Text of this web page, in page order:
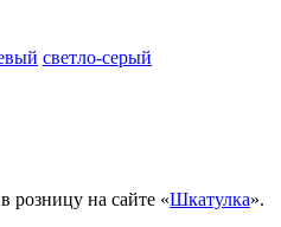
светло-серый
розницу на сайте «Шкатулка».